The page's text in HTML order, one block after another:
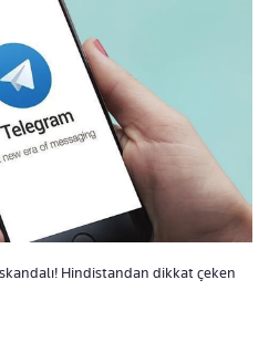
Hindistandan dikkat çeken